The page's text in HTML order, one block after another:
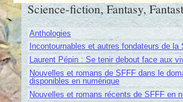
Science-fiction, Fantasy,
Anthologies
Incontournables et autres fondateurs de la
Laurent Pépin : Se tenir debout face aux
Nouvelles et romans de SFFF dans le
disponibles en numérique
Nouvelles et romans récents de SFFF en